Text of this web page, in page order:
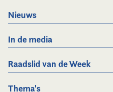
Nieuws
In de media
Raadslid van de Week
Thema's